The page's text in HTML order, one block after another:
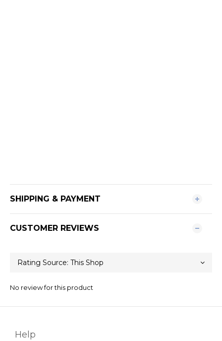
SHIPPING & PAYMENT
CUSTOMER REVIEWS
No review for this product
Help